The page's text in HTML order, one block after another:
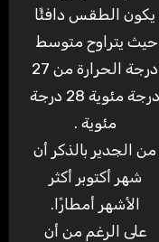
يكون الطقس دافئًا
حيث يتراوح متوسط ​​
درجة الحرارة من 27
درجة مئوية 28 درجة
مئوية .
من الجدير بالذكر أن
شهر أكتوبر أكثر
الأشهر أمطارًا.
على الرغم من أن